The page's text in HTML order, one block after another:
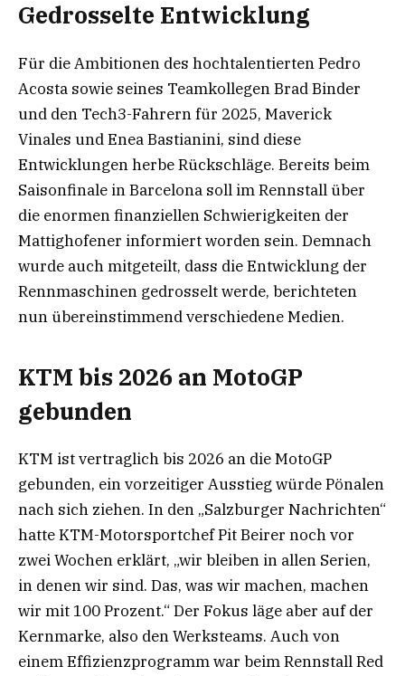
Gedrosselte Entwicklung
Für die Ambitionen des hochtalentierten Pedro
Acosta sowie seines Teamkollegen Brad Binder
und den Tech3-Fahrern für 2025, Maverick
Vinales und Enea Bastianini, sind diese
Entwicklungen herbe Rückschläge. Bereits beim
Saisonfinale in Barcelona soll im Rennstall über
die enormen finanziellen Schwierigkeiten der
Mattighofener informiert worden sein. Demnach
wurde auch mitgeteilt, dass die Entwicklung der
Rennmaschinen gedrosselt werde, berichteten
nun übereinstimmend verschiedene Medien.
KTM bis 2026 an MotoGP
gebunden
KTM ist vertraglich bis 2026 an die MotoGP
gebunden, ein vorzeitiger Ausstieg würde Pönalen
nach sich ziehen. In den „Salzburger Nachrichten“
hatte KTM-Motorsportchef Pit Beirer noch vor
zwei Wochen erklärt, „wir bleiben in allen Serien,
in denen wir sind. Das, was wir machen, machen
wir mit 100 Prozent.“ Der Fokus läge aber auf der
Kernmarke, also den Werksteams. Auch von
einem Effizienzprogramm war beim Rennstall Red